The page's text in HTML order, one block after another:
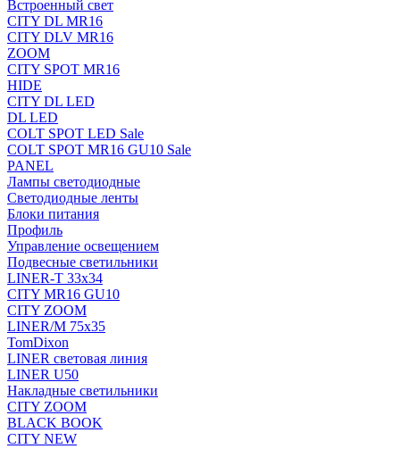
Встроенный свет
CITY DL MR16
CITY DLV MR16
ZOOM
CITY SPOT MR16
HIDE
CITY DL LED
DL LED
COLT SPOT LED Sale
COLT SPOT MR16 GU10 Sale
PANEL
Лампы светодиодные
Светодиодные ленты
Блоки питания
Профиль
Управление освещением
Подвесные светильники
LINER-T 33x34
CITY MR16 GU10
CITY ZOOM
LINER/M 75х35
TomDixon
LINER световая линия
LINER U50
Накладные светильники
CITY ZOOM
BLACK BOOK
CITY NEW